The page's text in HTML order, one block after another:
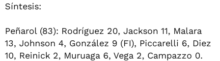
Síntesis:
Peñarol (83): Rodríguez 20, Jackson 11, Malara
13, Johnson 4, González 9 (FI), Piccarelli 6, Diez
10, Reinick 2, Muruaga 6, Vega 2, Campazzo 0.